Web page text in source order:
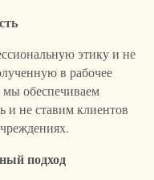
этику и не
в рабочее
мы обеспечиваем
и не ставим клиентов
подход